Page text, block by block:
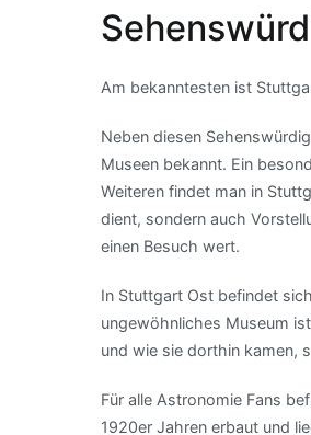
Am bekanntesten ist
Neben diesen
Museen bekannt. Ein
Weiteren findet man in
dient, sondern auch
einen Besuch wert.
In Stuttgart Ost befindet
ungewöhnliches Museum
und wie sie dorthin kamen,
Für alle Astronomie Fans
1920er Jahren erbaut und